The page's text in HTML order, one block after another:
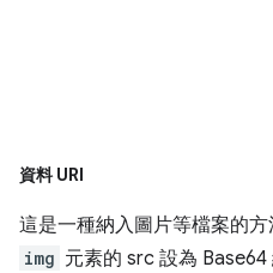
資料 URI
這是一種納入圖片等檔案的
img 元素的 src 設為 Base64